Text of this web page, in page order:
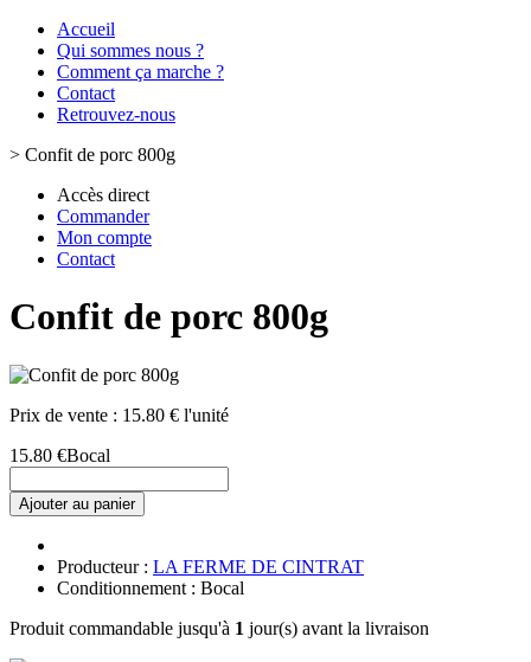
Accueil
Qui sommes nous ?
Comment ça marche ?
Contact
Retrouvez-nous
> Confit de porc 800g
Accès direct
Commander
Mon compte
Contact
Confit de porc 800g
Prix de vente : 15.80 € l'unité
15.80 €Bocal
Ajouter au panier
Producteur : LA FERME DE CINTRAT
Conditionnement : Bocal
Produit commandable jusqu'à 1 jour(s) avant la livraison